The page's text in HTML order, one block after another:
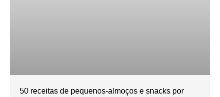
50 receitas de pequenos-almoços e snacks por